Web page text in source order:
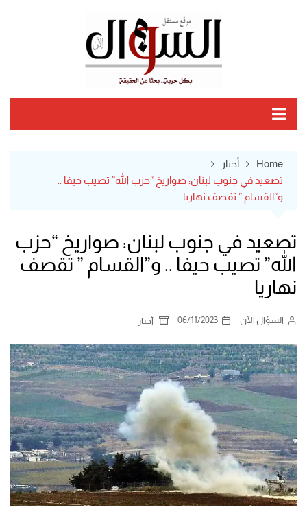
Home
أخبار
تصعيد في جنوب لبنان: صواريخ “حزب الله” تصيب حيفا ..
و”القسام ” تقصف نهاريا
تصعيد في جنوب لبنان: صواريخ “حزب
الله” تصيب حيفا .. و”القسام ” تقصف
نهاريا
السؤال الآن 06/11/2023 أخبار